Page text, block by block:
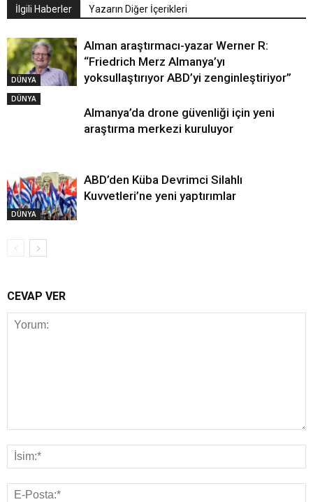
İlgili Haberler Yazarın Diğer İçerikleri
DÜNYA
Alman araştırmacı-yazar Werner R:
“Friedrich Merz Almanya’yı
yoksullaştırıyor ABD’yi zenginleştiriyor”
DÜNYA
Almanya’da drone güvenliği için yeni
araştırma merkezi kuruluyor
DÜNYA
ABD’den Küba Devrimci Silahlı
Kuvvetleri’ne yeni yaptırımlar
CEVAP VER